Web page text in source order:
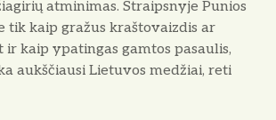
atminimas. Straipsnyje Punios
tik kaip gražus kraštovaizdis ar
ir kaip ypatingas gamtos pasaulis,
aukščiausi Lietuvos medžiai, reti